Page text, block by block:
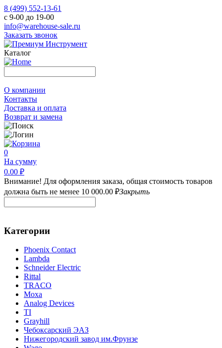
8 (499) 552-13-61
с 9-00 до 19-00
info@warehouse-sale.ru
Заказать звонок
Каталог
О компании
Контакты
Доставка и оплата
Возврат и замена
0
На сумму
0.00 ₽
Внимание! Для оформления заказа, общая стоимость товаров
должна быть не менее 10 000.00 ₽Закрыть
Категории
Phoenix Contact
Lambda
Schneider Electric
Rittal
TRACO
Moxa
Analog Devices
TI
Grayhill
Чебоксарский ЭАЗ
Нижегородский завод им.Фрунзе